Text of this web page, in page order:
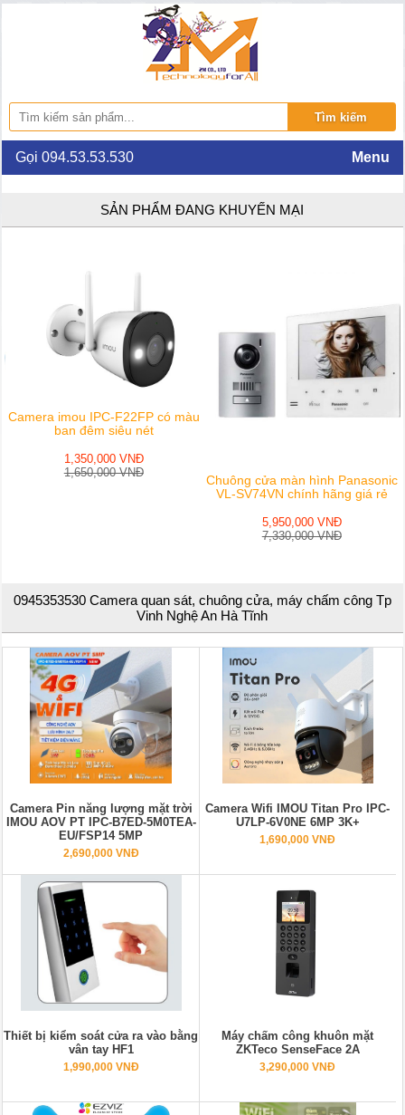
Gọi 094.53.53.530 Menu
SẢN PHẨM ĐANG KHUYẾN MẠI
Camera imou IPC-F22FP có màu
ban đêm siêu nét
1,350,000 VNĐ
1,650,000 VNĐ
Chuông cửa màn hình Panasonic
VL-SV74VN chính hãng giá rẻ
5,950,000 VNĐ
7,330,000 VNĐ
0945353530 Camera quan sát, chuông cửa, máy chấm công Tp
Vinh Nghệ An Hà Tĩnh
Camera Pin năng lượng mặt trời
IMOU AOV PT IPC-B7ED-5M0TEA-
EU/FSP14 5MP
2,690,000 VNĐ
Camera Wifi IMOU Titan Pro IPC-
U7LP-6V0NE 6MP 3K+
1,690,000 VNĐ
Thiết bị kiểm soát cửa ra vào bằng
vân tay HF1
1,990,000 VNĐ
Máy chấm công khuôn mặt
ZKTeco SenseFace 2A
3,290,000 VNĐ